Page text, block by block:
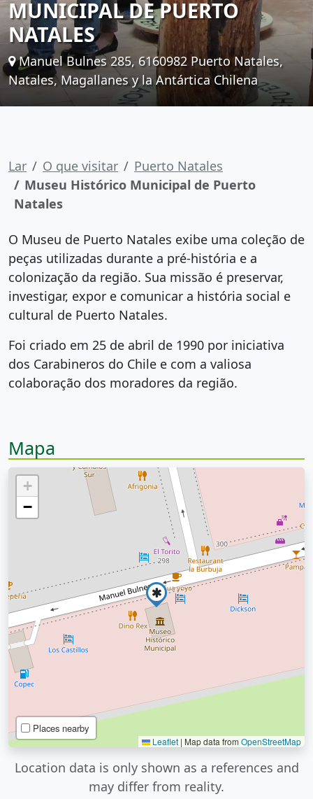
MUNICIPAL DE PUERTO
NATALES
Manuel Bulnes 285, 6160982 Puerto Natales,
Natales, Magallanes y la Antártica Chilena
Lar O que visitar
Puerto Natales
Museu Histórico Municipal de Puerto
Natales
O Museu de Puerto Natales exibe uma coleção de
peças utilizadas durante a pré-história e a
colonização da região. Sua missão é preservar,
investigar, expor e comunicar a história social e
cultural de Puerto Natales.
Foi criado em 25 de abril de 1990 por iniciativa
dos Carabineros do Chile e com a valiosa
colaboração dos moradores da região.
Mapa
+
−
Places nearby
Leaflet | Map data from OpenStreetMap
Location data is only shown as a references and
may differ from reality.